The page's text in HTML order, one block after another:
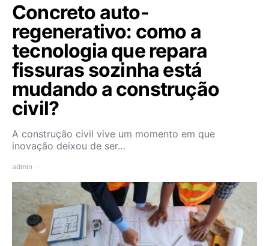
Concreto auto-
regenerativo: como a
tecnologia que repara
fissuras sozinha está
mudando a construção
civil?
A construção civil vive um momento em que
inovação deixou de ser…
admin